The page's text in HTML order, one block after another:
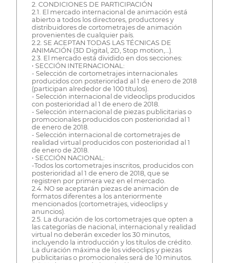
2. CONDICIONES DE PARTICIPACIÓN
2.1. El mercado internacional de animación está
abierto a todos los directores, productores y
distribuidores de cortometrajes de animación
provenientes de cualquier país.
2.2. SE ACEPTAN TODAS LAS TÉCNICAS DE
ANIMACIÓN (3D Digital, 2D, Stop motion,…).
2.3. El mercado está dividido en dos secciones:
• SECCIÓN INTERNACIONAL:
- Selección de cortometrajes internacionales
producidos con posterioridad al 1 de enero de 2018
(participan alrededor de 100 títulos).
- Selección internacional de videoclips producidos
con posterioridad al 1 de enero de 2018.
- Selección internacional de piezas publicitarias o
promocionales producidos con posterioridad al 1
de enero de 2018.
- Selección internacional de cortometrajes de
realidad virtual producidos con posterioridad al 1
de enero de 2018.
• SECCIÓN NACIONAL:
-Todos los cortometrajes inscritos, producidos con
posterioridad al 1 de enero de 2018, que se
registren por primera vez en el mercado.
2.4. NO se aceptarán piezas de animación de
formatos diferentes a los anteriormente
mencionados (cortometrajes, videoclips y
anuncios).
2.5. La duración de los cortometrajes que opten a
las categorías de nacional, internacional y realidad
virtual no deberán exceder los 30 minutos,
incluyendo la introducción y los títulos de crédito.
La duración máxima de los videoclips y piezas
publicitarias o promocionales será de 10 minutos.